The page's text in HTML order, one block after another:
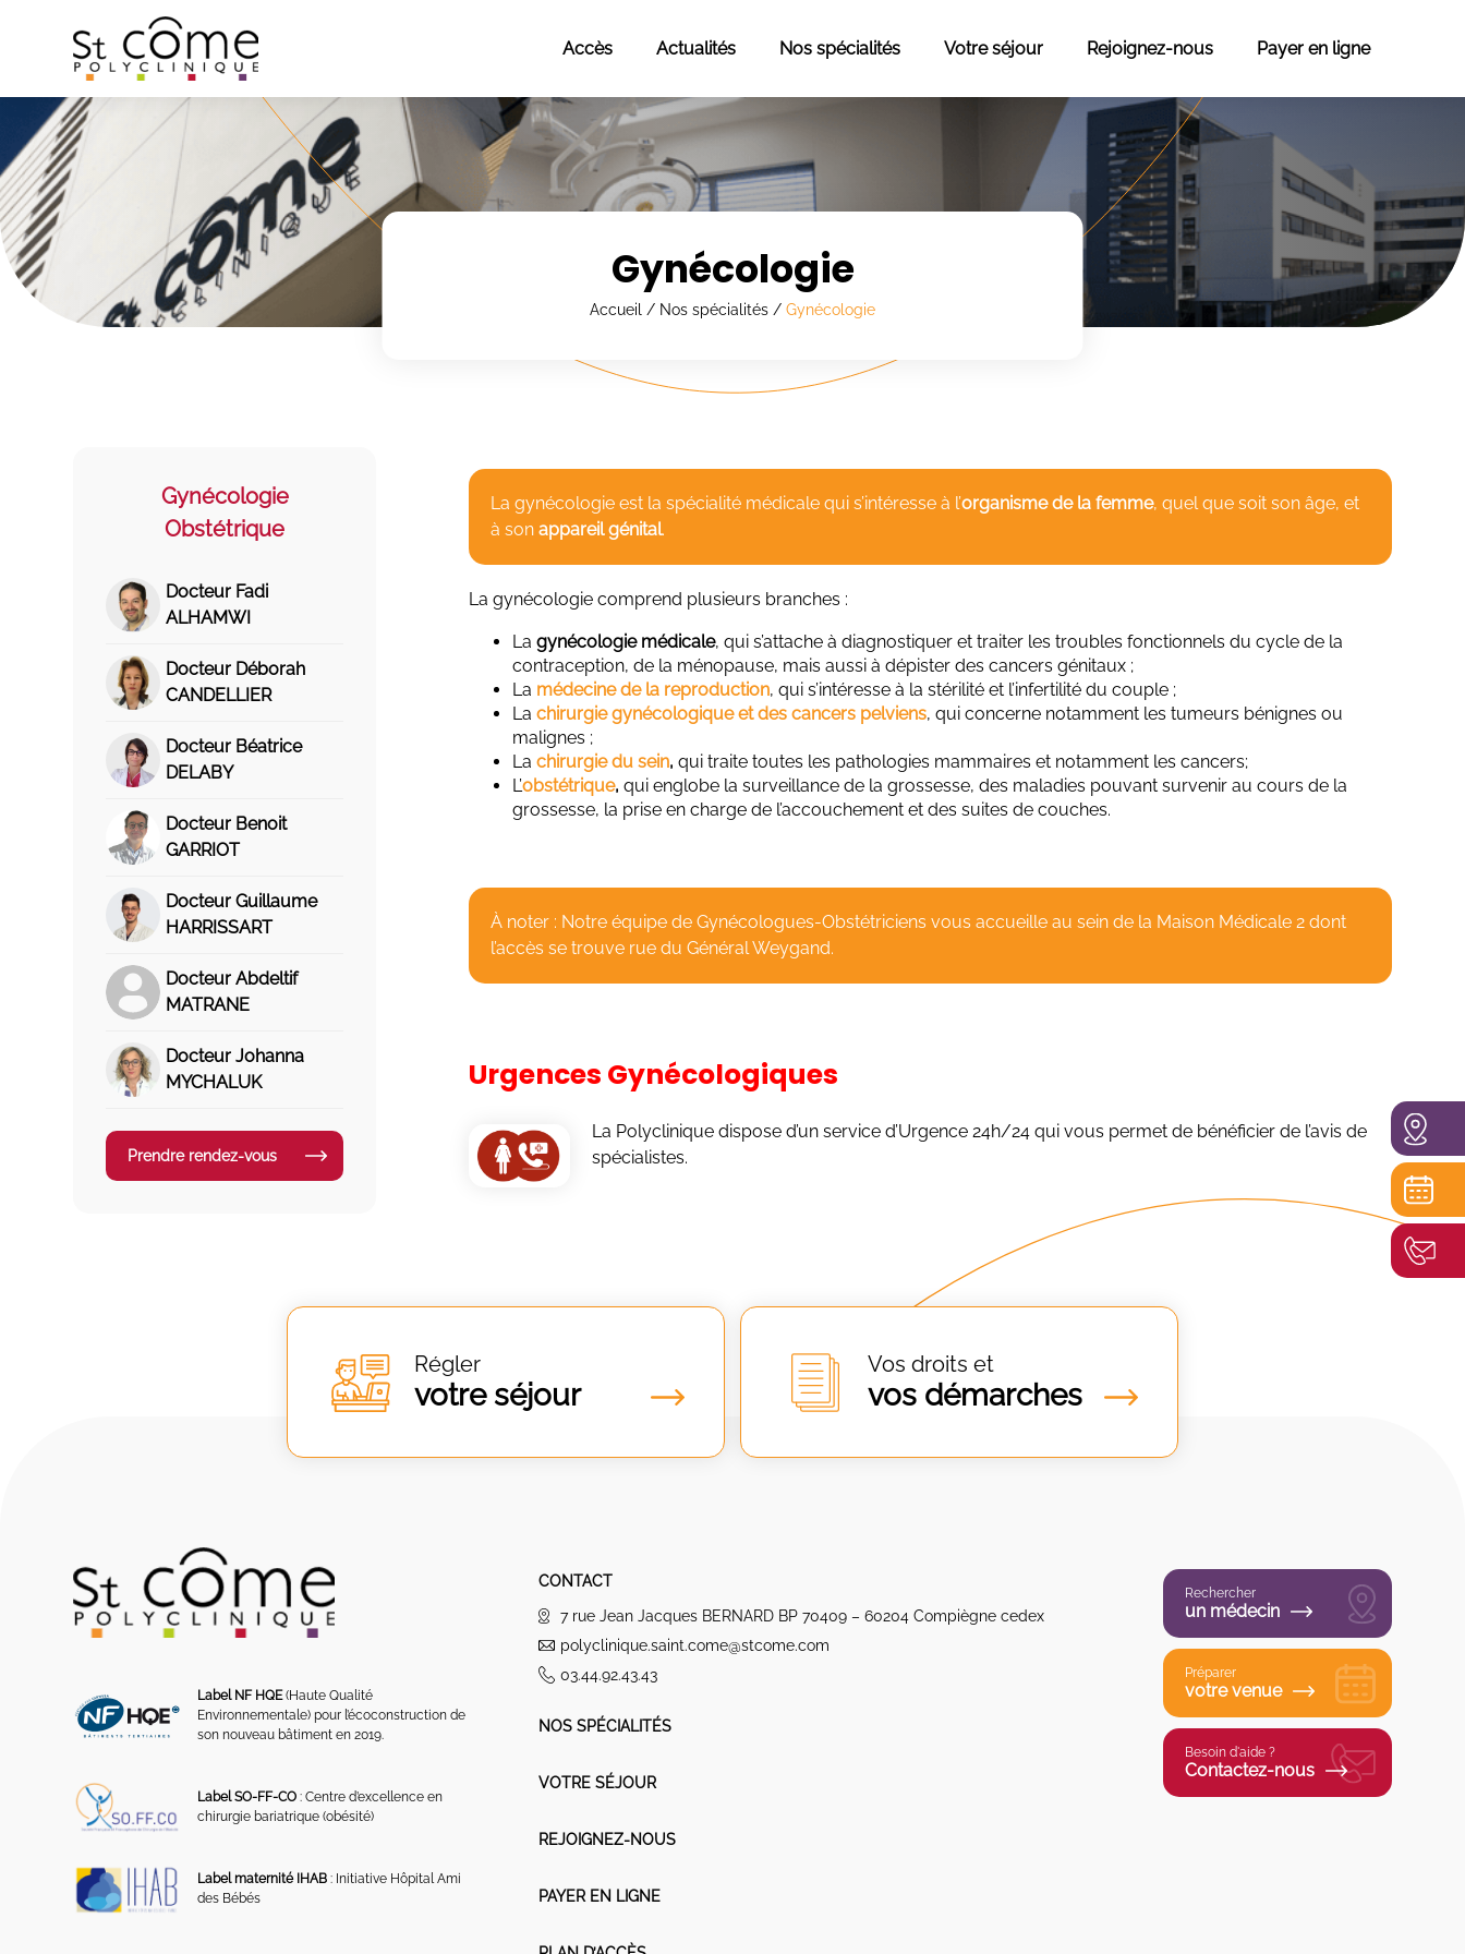
Accès Actualités Nos spécialités Votre séjour Rejoignez-nous Payer en ligne
Gynécologie
Accueil / Nos spécialités / Gynécologie
Gynécologie
Obstétrique
Docteur Fadi
ALHAMWI
Docteur Déborah
CANDELLIER
Docteur Béatrice
DELABY
Docteur Benoit
GARRIOT
Docteur Guillaume
HARRISSART
Docteur Abdeltif
MATRANE
Docteur Johanna
MYCHALUK
Prendre rendez-vous
La gynécologie est la spécialité médicale qui s’intéresse à l’organisme de la femme, quel que soit son âge, et
à son appareil génital.
La gynécologie comprend plusieurs branches :
Lagynécologie médicale, qui s’attache à diagnostiquer et traiter les troubles fonctionnels du cycle de la
contraception, de la ménopause, mais aussi à dépister des cancers génitaux ;
La médecine de la reproduction, qui s’intéresse à la stérilité et l’infertilité du couple ;
Lachirurgie gynécologique et des cancers pelviens, qui concerne notamment les tumeurs bénignes ou
malignes ;
Lachirurgie du sein,qui traite toutes les pathologies mammaires et notamment les cancers;
L’obstétrique,qui englobe la surveillance de la grossesse, des maladies pouvant survenir au cours de la
grossesse, la prise en charge de l’accouchement et des suites de couches.
À noter : Notre équipe de Gynécologues-Obstétriciens vous accueille au sein de la Maison Médicale 2 dont
l’accès se trouve rue du Général Weygand.
Urgences Gynécologiques
La Polyclinique dispose d’un service d’Urgence 24h/24 qui vous permet de bénéficier de l’avis de
spécialistes.
Régler
votre séjour
Vos droits et
vos démarches
Label NF HQE(Haute Qualité
Environnementale) pour l’écoconstruction de
son nouveau bâtiment en 2019.
Label SO-FF-CO : Centre d’excellence en
chirurgie bariatrique (obésité)
Label maternité IHAB : Initiative Hôpital Ami
des Bébés
CONTACT
7 rue Jean Jacques BERNARD BP 70409 – 60204 Compiègne cedex
polyclinique.saint.come@stcome.com
03.44.92.43.43
NOS SPÉCIALITÉS
VOTRE SÉJOUR
REJOIGNEZ-NOUS
PAYER EN LIGNE
Rechercher
un médecin
Préparer
votre venue
Besoin d'aide ?
Contactez-nous